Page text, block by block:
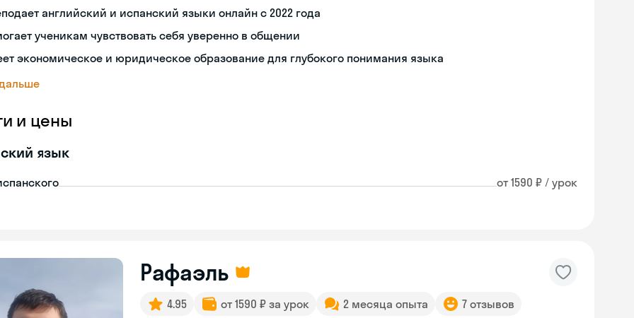
английский и испанский языки онлайн с 2022 года
ученикам чувствовать себя уверенно в общении
экономическое и юридическое образование для глубокого понимания языка
и цены
язык
от 1590 ₽ / урок
Рафаэль
4.95 от 1590 ₽ за урок 2 месяца опыта 7 отзывов